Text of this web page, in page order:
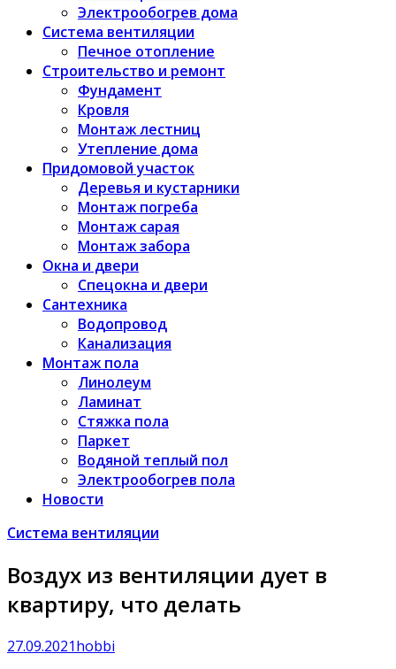
Электрообогрев дома
Система вентиляции
Печное отопление
Строительство и ремонт
Фундамент
Кровля
Монтаж лестниц
Утепление дома
Придомовой участок
Деревья и кустарники
Монтаж погреба
Монтаж сарая
Монтаж забора
Окна и двери
Спецокна и двери
Сантехника
Водопровод
Канализация
Монтаж пола
Линолеум
Ламинат
Стяжка пола
Паркет
Водяной теплый пол
Электрообогрев пола
Новости
Система вентиляции
Воздух из вентиляции дует в
квартиру, что делать
27.09.2021hobbi